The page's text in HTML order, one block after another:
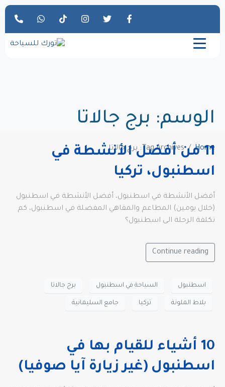
الوسم: برج جالاتا
Home Tag Archives: برج جالاتا
11 من أفضل الأنشطة في
اسطنبول، تركيا
أفضل الأنشطة في اسطنبول، أفضل الأنشطة في اسطنبول
(خلال يومين) المطاعم والمقاهي المفضلة في اسطنبول، كم
تكلفة الرحلة الى اسطنبول؟
Continue reading
اسطنبول السياحة في اسطنبول برج جالاتا
بلاط الملونة تركيا جامع السليمانية
10 أشياء للقيام بها في
اسطنبول (غير زيارة آيا صوفيا)